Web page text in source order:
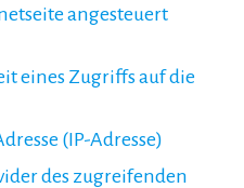
angesteuert
eines Zugriffs auf die
(IP-Adresse)
des zugreifenden